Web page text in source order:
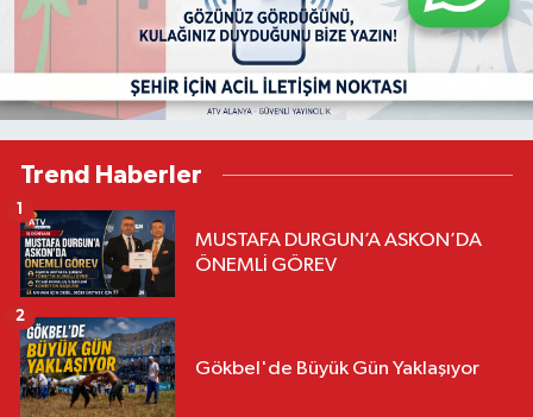
Trend Haberler
MUSTAFA DURGUN’A ASKON’DA
ÖNEMLİ GÖREV
1
Gökbel'de Büyük Gün Yaklaşıyor
2